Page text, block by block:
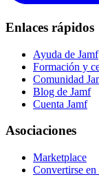
Enlaces rápidos
Ayuda de Jamf
Formación y
Comunidad
Blog de Jamf
Cuenta Jamf
Asociaciones
Marketplace
Convertirse en